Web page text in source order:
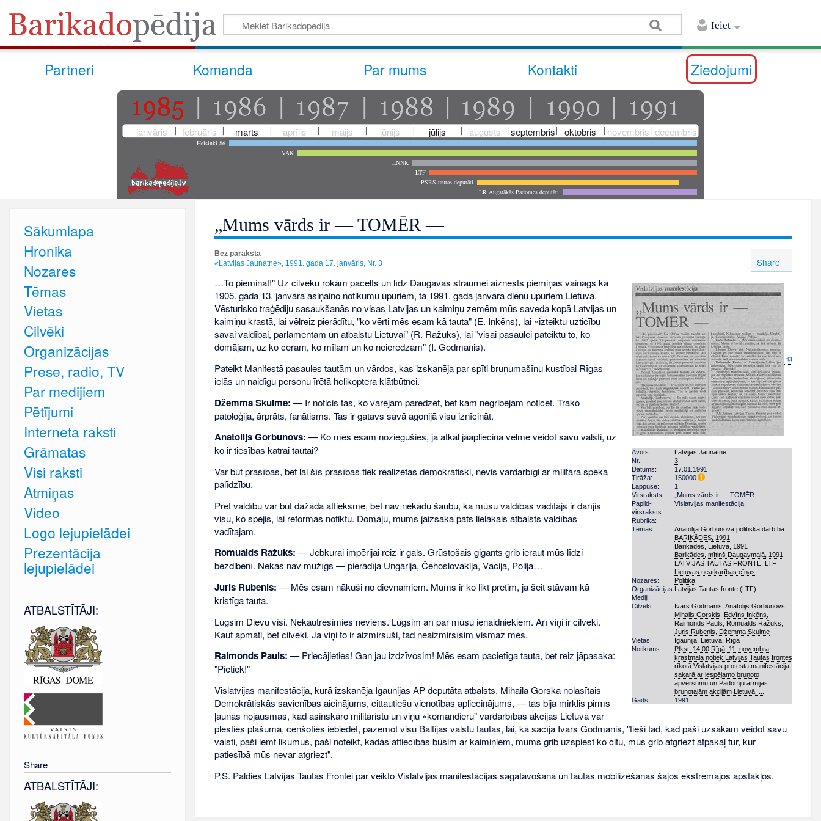
Ieiet
Partneri Komanda Par mums Kontakti Ziedojumi
janvāris februāris marts aprīlis maijs jūnijs jūlijs augusts septembris oktobris novembris decembris
Helsinki-86
VAK
LNNK
LTF
PSRS tautas deputāti
LR Augstākās Padomes deputāti
„Mums vārds ir — TOMĒR —
Share
Bez paraksta
«Latvijas Jaunatne», 1991. gada 17. janvāris, Nr. 3
Avots:
Latvijas Jaunatne
Nr.:
3
Datums:
17.01.1991
Tirāža:
150000
Lappuse:
1
Virsraksts:
„Mums vārds ir — TOMĒR —
Papild­
virsraksts:
Vislatvijas manifestācija
Rubrika:
Tēmas:
Anatolija Gorbunova politiskā darbība
BARIKĀDES, 1991
Barikādes, Lietuvā, 1991
Barikādes, mītiņš Daugavmalā, 1991
LATVIJAS TAUTAS FRONTE, LTF
Lietuvas neatkarības cīņas
Nozares:
Politika
Organizācijas:Latvijas Tautas fronte (LTF)
Mediji:
Cilvēki:
Ivars Godmanis ,Anatolijs Gorbunovs
Mihails Gorskis
Edvīns Inkēns
Raimonds Pauls
Romualds Ražuks
Juris Rubenis
Džemma Skulme
Vietas:
Igaunija Lietuva Rīga
Notikums:
Plkst. 14.00 Rīgā, 11. novembra
krastmalā notiek Latvijas Tautas frontes
rīkotā Vislatvijas protesta manifestācija
sakarā ar iespējamo bruņoto
apvērsumu un Padomju armijas
bruņotajām akcijām Lietuvā. ...
Gads:
1991
…To pieminat!" Uz cilvēku rokām pacelts un līdz Daugavas straumei aiznests piemiņas vainags kā
1905. gada 13. janvāra asiņaino notikumu upuriem, tā 1991. gada janvāra dienu upuriem Lietuvā.
Vēsturisko traģēdiju sasaukšanās no visas Latvijas un kaimiņu zemēm mūs saveda kopā Latvijas un
kaimiņu krastā, lai vēlreiz pierādītu, "ko vērti mēs esam kā tauta" (E. Inkēns), lai «izteiktu uzticību
savai valdībai, parlamentam un atbalstu Lietuvai" (R. Ražuks), lai "visai pasaulei pateiktu to, ko
domājam, uz ko ceram, ko mīlam un ko neieredzam" (I. Godmanis).
Pateikt Manifestā pasaules tautām un vārdos, kas izskanēja par spīti bruņumašīnu kustībai Rīgas
ielās un naidīgu personu īrētā helikoptera klātbūtnei.
Džemma Skulme: — Ir noticis tas, ko varējām paredzēt, bet kam negribējām noticēt. Trako
patoloģija, ārprāts, fanātisms. Tas ir gatavs savā agonijā visu iznīcināt.
Anatolijs Gorbunovs: — Ko mēs esam noziegušies, ja atkal jāapliecina vēlme veidot savu valsti, uz
ko ir tiesības katrai tautai?
Var būt prasības, bet lai šīs prasības tiek realizētas demokrātiski, nevis vardarbīgi ar militāra spēka
palīdzību.
Pret valdību var būt dažāda attieksme, bet nav nekādu šaubu, ka mūsu valdības vadītājs ir darījis
visu, ko spējis, lai reformas notiktu. Domāju, mums jāizsaka pats lielākais atbalsts valdības
vadītajam.
Romualds Ražuks: — Jebkurai impērijai reiz ir gals. Grūstošais gigants grib ieraut mūs līdzi
bezdibenī. Nekas nav mūžīgs — pierādīja Ungārija, Čehoslovakija, Vācija, Polija…
Juris Rubenis: — Mēs esam nākuši no dievnamiem. Mums ir ko likt pretim, ja šeit stāvam kā
kristīga tauta.
Lūgsim Dievu visi. Nekautrēsimies neviens. Lūgsim arī par mūsu ienaidniekiem. Arī viņi ir cilvēki.
Kaut apmāti, bet cilvēki. Ja viņi to ir aizmirsuši, tad neaizmirsīsim vismaz mēs.
Raimonds Pauls: — Priecājieties! Gan jau izdzīvosim! Mēs esam pacietīga tauta, bet reiz jāpasaka:
"Pietiek!"
Vislatvijas manifestācija, kurā izskanēja Igaunijas AP deputāta atbalsts, Mihaila Gorska nolasītais
Demokrātiskās savienības aicinājums, cittautiešu vienotības apliecinājums, — tas bija mirklis pirms
ļaunās nojausmas, kad asinskāro militāristu un viņu «komandieru" vardarbības akcijas Lietuvā var
plesties plašumā, cenšoties iebiedēt, pazemot visu Baltijas valstu tautas, lai, kā sacīja Ivars Godmanis, "tieši tad, kad paši uzsākām veidot savu
valsti, paši lemt likumus, paši noteikt, kādās attiecībās būsim ar kaimiņiem, mums grib uzspiest ko citu, mūs grib atgriezt atpakaļ tur, kur
patiesībā mūs nevar atgriezt".
P.S. Paldies Latvijas Tautas Frontei par veikto Vislatvijas manifestācijas sagatavošanā un tautas mobilizēšanas šajos ekstrēmajos apstākļos.
Sākumlapa
Hronika
Nozares
Tēmas
Vietas
Cilvēki
Organizācijas
Prese, radio, TV
Par medijiem
Pētījumi
Interneta raksti
Grāmatas
Visi raksti
Atmiņas
Video
Logo lejupielādei
Prezentācija
lejupielādei
ATBALSTĪTĀJI:
Share
ATBALSTĪTĀJI: